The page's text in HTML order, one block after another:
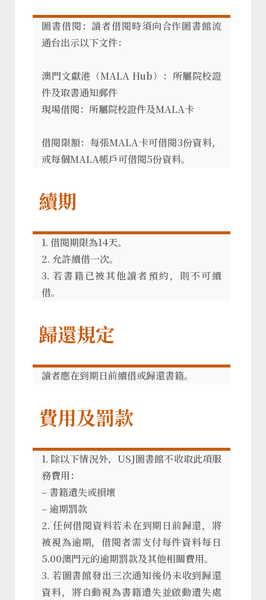
圖書借閱：讀者借閱時須向合作圖書館流
通台出示以下文件：
澳門文獻港（MALA Hub）：所屬院校證
件及取書通知郵件
現場借閱：所屬院校證件及MALA卡
借閱限額：每張MALA卡可借閱3份資料，
或每個MALA帳戶可借閱5份資料。
續期
1. 借閱期限為14天。
2. 允許續借一次。
3. 若書籍已被其他讀者預約，則不可續
借。
歸還規定
讀者應在到期日前續借或歸還書籍。
費用及罰款
1. 除以下情況外，USJ圖書館不收取此項服
務費用：
– 書籍遺失或損壞
– 逾期罰款
2. 任何借閱資料若未在到期日前歸還，將
被視為逾期，借閱者需支付每件資料每日
5.00澳門元的逾期罰款及其他相關費用。
3. 若圖書館發出三次通知後仍未收到歸還
資料，將自動視為書籍遺失並啟動遺失處